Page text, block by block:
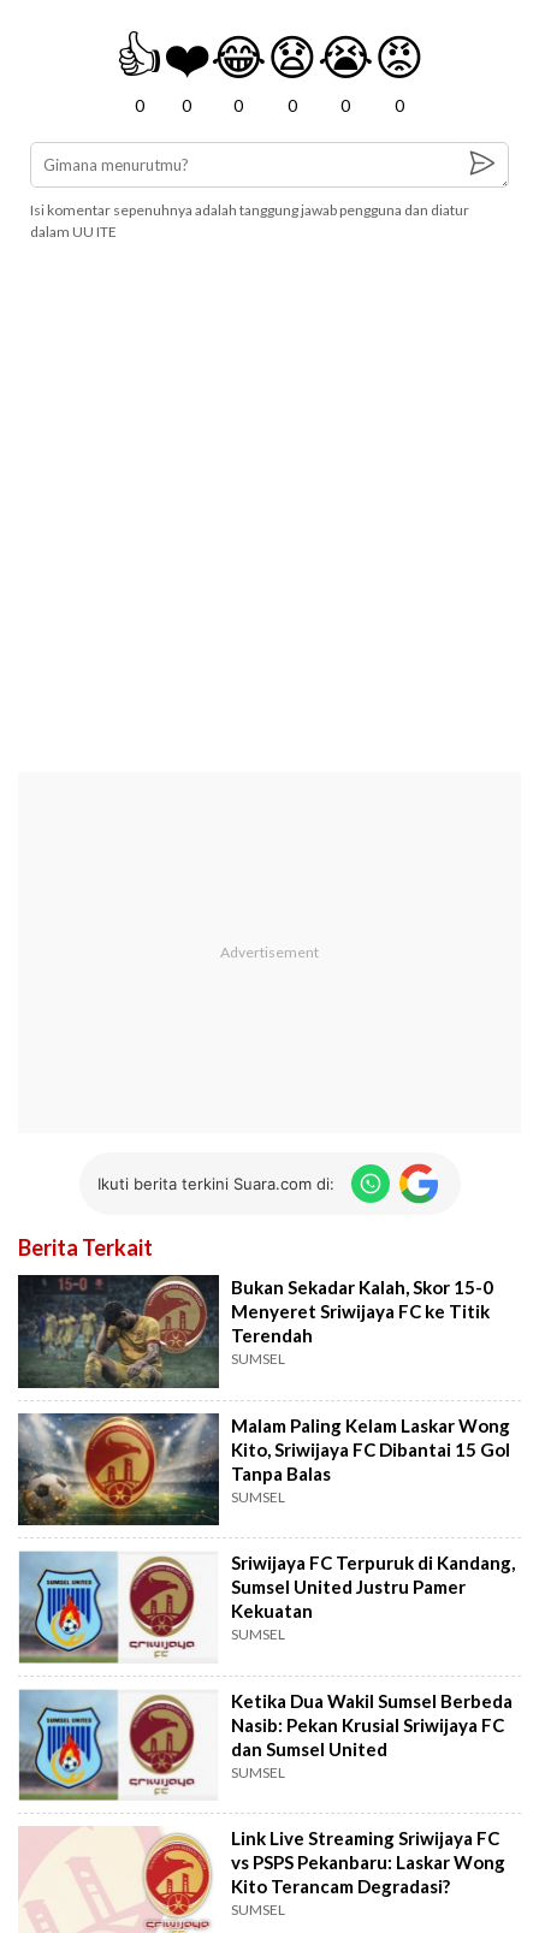
👍
0
❤️
0
😂
0
😧
0
😭
0
😡
0
Isi komentar sepenuhnya adalah tanggung jawab pengguna dan diatur
dalam UU ITE
Ikuti berita terkini Suara.com di:
Berita Terkait
Bukan Sekadar Kalah, Skor 15-0
Menyeret Sriwijaya FC ke Titik
Terendah
SUMSEL
Malam Paling Kelam Laskar Wong
Kito, Sriwijaya FC Dibantai 15 Gol
Tanpa Balas
SUMSEL
Sriwijaya FC Terpuruk di Kandang,
Sumsel United Justru Pamer
Kekuatan
SUMSEL
Ketika Dua Wakil Sumsel Berbeda
Nasib: Pekan Krusial Sriwijaya FC
dan Sumsel United
SUMSEL
Link Live Streaming Sriwijaya FC
vs PSPS Pekanbaru: Laskar Wong
Kito Terancam Degradasi?
SUMSEL